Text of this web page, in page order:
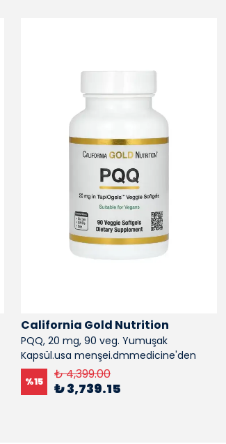
California Gold Nutrition
PQQ, 20 mg, 90 veg. Yumuşak
Kapsül.usa menşei.dmmedicine'den
%15 ₺ 4,399.00
₺ 3,739.15